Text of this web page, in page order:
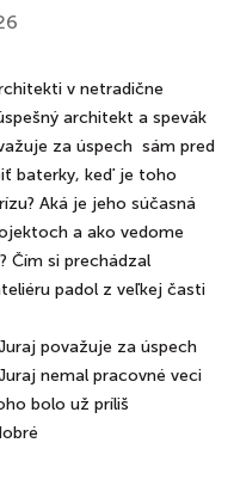
v netradične
architekt a spevák
za úspech sám pred
baterky, keď je toho
Aká je jeho súčasná
a ako vedome
Čím si prechádzal
padol z veľkej časti
považuje za úspech
nemal pracovné veci
bolo už príliš